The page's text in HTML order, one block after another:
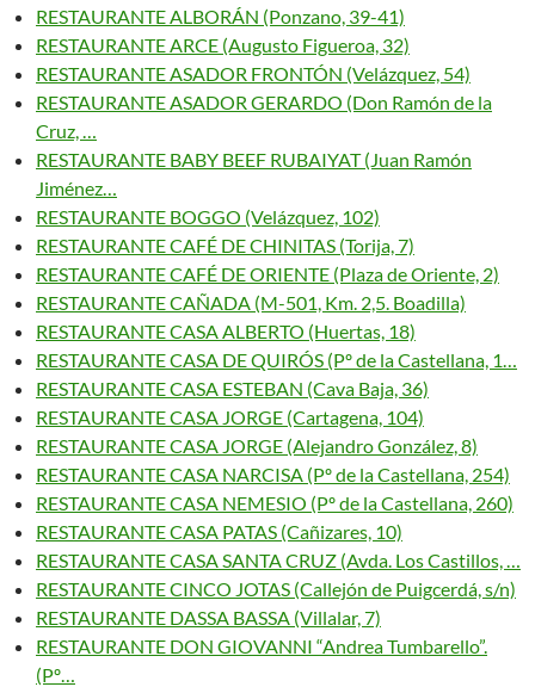
RESTAURANTE ALBORÁN (Ponzano, 39-41)
RESTAURANTE ARCE (Augusto Figueroa, 32)
RESTAURANTE ASADOR FRONTÓN (Velázquez, 54)
RESTAURANTE ASADOR GERARDO (Don Ramón de la
Cruz, …
RESTAURANTE BABY BEEF RUBAIYAT (Juan Ramón
Jiménez…
RESTAURANTE BOGGO (Velázquez, 102)
RESTAURANTE CAFÉ DE CHINITAS (Torija, 7)
RESTAURANTE CAFÉ DE ORIENTE (Plaza de Oriente, 2)
RESTAURANTE CAÑADA (M-501, Km. 2,5. Boadilla)
RESTAURANTE CASA ALBERTO (Huertas, 18)
RESTAURANTE CASA DE QUIRÓS (Pº de la Castellana, 1…
RESTAURANTE CASA ESTEBAN (Cava Baja, 36)
RESTAURANTE CASA JORGE (Cartagena, 104)
RESTAURANTE CASA JORGE (Alejandro González, 8)
RESTAURANTE CASA NARCISA (Pº de la Castellana, 254)
RESTAURANTE CASA NEMESIO (Pº de la Castellana, 260)
RESTAURANTE CASA PATAS (Cañizares, 10)
RESTAURANTE CASA SANTA CRUZ (Avda. Los Castillos, …
RESTAURANTE CINCO JOTAS (Callejón de Puigcerdá, s/n)
RESTAURANTE DASSA BASSA (Villalar, 7)
RESTAURANTE DON GIOVANNI “Andrea Tumbarello”.
(Pº…